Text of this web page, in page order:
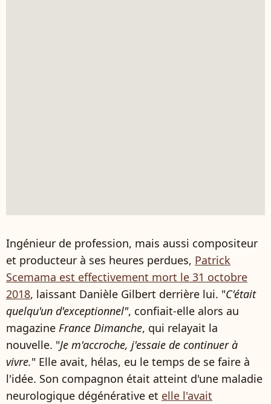
Ingénieur de profession, mais aussi compositeur
et producteur à ses heures perdues, Patrick
Scemama est effectivement mort le 31 octobre
2018, laissant Danièle Gilbert derrière lui. "C'était
quelqu'un d'exceptionnel", confiait-elle alors au
magazine France Dimanche, qui relayait la
nouvelle. "Je m'accroche, j'essaie de continuer à
vivre." Elle avait, hélas, eu le temps de se faire à
l'idée. Son compagnon était atteint d'une maladie
neurologique dégénérative et elle l'avait